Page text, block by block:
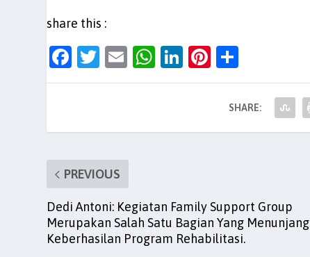
share this :
F
a
o
o
k
T
w
E
m
W
h
Li
n
Pi
nt
er
h
ar
SHARE:
PREVIOUS
Dedi Antoni: Kegiatan Family Support Group
Merupakan Salah Satu Bagian Yang Menunjang
Keberhasilan Program Rehabilitasi.